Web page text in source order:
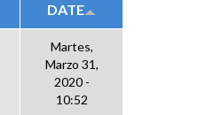
DATE
Martes,
Marzo 31,
2020 -
10:52